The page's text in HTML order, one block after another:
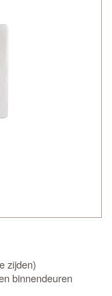
zijden)
binnendeuren